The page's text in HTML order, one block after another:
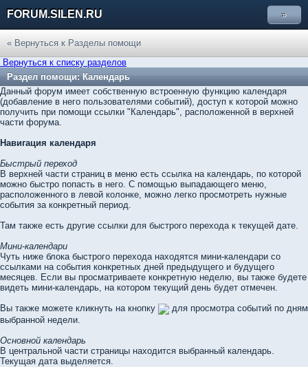
FORUM.SILEN.RU »
« Вернуться к Разделы помощи
Вернуться к списку разделов
Раздел помощи: Календарь
Данный форум имеет собственную встроенную функцию календаря
(добавление в него пользователями событий), доступ к которой можно
получить при помощи ссылки "Календарь", расположенной в верхней
части форума.
Навигация календаря
Быстрый переход
В верхней части страниц в меню есть ссылка на календарь, по которой
можно быстро попасть в него. С помощью выпадающего меню,
расположенного в левой колонке, можно легко просмотреть нужные
события за конкретный период.
Там также есть другие ссылки для быстрого перехода к текущей дате.
Мини-календари
Чуть ниже блока быстрого перехода находятся мини-календари со
ссылками на события конкретных дней предыдущего и будущего
месяцев. Если вы просматриваете конкретную неделю, вы также будете
видеть мини-календарь, на котором текущий день будет отмечен.
Вы также можете кликнуть на кнопку
для просмотра событий по дням
выбранной недели.
Основной календарь
В центральной части страницы находится выбранный календарь.
Текущая дата выделяется.